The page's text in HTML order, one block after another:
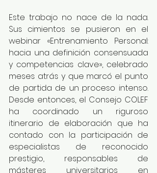
Este trabajo no nace de la nada.
Sus cimientos se pusieron en el
webinar «Entrenamiento Personal:
hacia una definición consensuada
y competencias clave», celebrado
meses atrás y que marcó el punto
de partida de un proceso intenso.
Desde entonces, el Consejo COLEF
ha coordinado un riguroso
itinerario de elaboración que ha
contado con la participación de
especialistas de reconocido
prestigio, responsables de
másteres universitarios en